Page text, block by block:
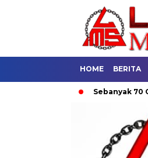
HOME BERITA
Sebanyak 70 Orang di